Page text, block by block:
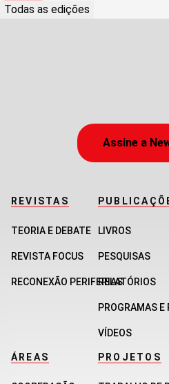
Todas as edições
Assine a
REVISTAS
TEORIA E DEBATE
REVISTA FOCUS
RECONEXÃO PERIFERIAS
LIVROS
PESQUISAS
RELATÓRIOS
PROGRAMAS E
VÍDEOS
ÁREAS PROJETOS